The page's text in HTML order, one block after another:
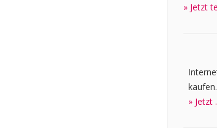
» Jetzt
kaufen.
» Jetzt